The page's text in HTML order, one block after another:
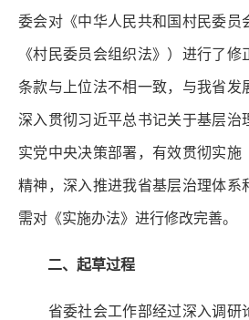
委会对《中华人民共和国村民委员
《村民委员会组织法》）进行了
条款与上位法不相一致，与我省发
深入贯彻习近平总书记关于基层治
实党中央决策部署，有效贯彻实施
精神，深入推进我省基层治理体系
需对《实施办法》进行修改完善。
二、起草过程
省委社会工作部经过深入调研